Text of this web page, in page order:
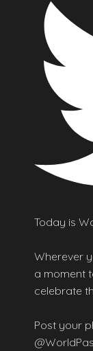
Today is
Wherever
a moment
celebrate
Post your